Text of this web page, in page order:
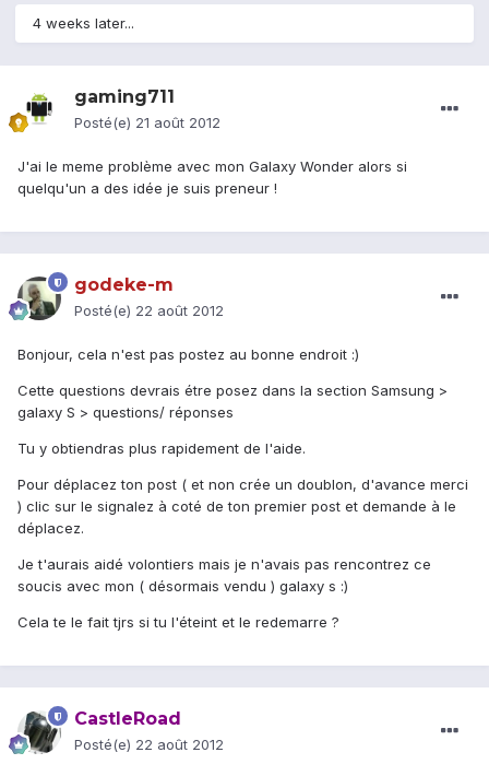
4 weeks later...
gaming711
Posté(e) 21 août 2012
J'ai le meme problème avec mon Galaxy Wonder alors si
quelqu'un a des idée je suis preneur !
godeke-m
Posté(e) 22 août 2012
Bonjour, cela n'est pas postez au bonne endroit :)
Cette questions devrais étre posez dans la section Samsung >
galaxy S > questions/ réponses
Tu y obtiendras plus rapidement de l'aide.
Pour déplacez ton post ( et non crée un doublon, d'avance merci
) clic sur le signalez à coté de ton premier post et demande à le
déplacez.
Je t'aurais aidé volontiers mais je n'avais pas rencontrez ce
soucis avec mon ( désormais vendu ) galaxy s :)
Cela te le fait tjrs si tu l'éteint et le redemarre ?
CastleRoad
Posté(e) 22 août 2012